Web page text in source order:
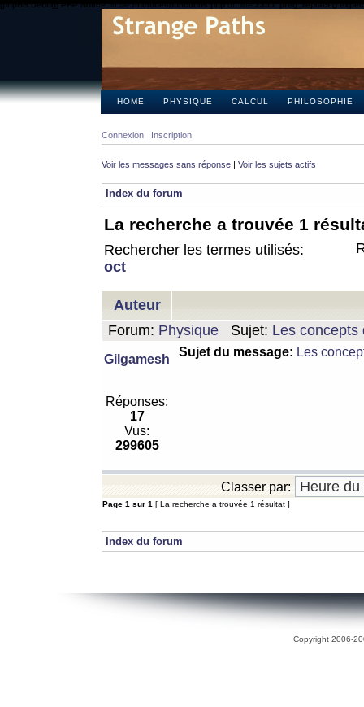
[phpBB Debug] PHP Notice: in file/includes/functions.phpon line2355:preg_replace()
HOME PHYSIQUE CALCUL PHILOSOPHIE
Connexion Inscription
Voir les messages sans réponse | Voir les sujets actifs
Index du forum
La recherche a trouvée 1
Rechercher les termes utilisés:
oct
Auteur
Forum: Physique Sujet: Les concepts
Gilgamesh
Sujet du message: Les
Réponses:
17
Vus:
299605
Classer par:
Page 1 sur 1 [ La recherche a trouvée 1 résultat ]
Index du forum
Copyright 2006-